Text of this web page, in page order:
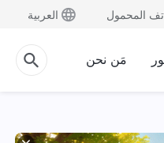
المحمول العربية
مَن نحن